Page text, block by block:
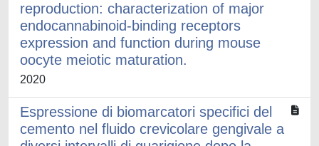
reproduction: characterization of major
endocannabinoid-binding receptors
expression and function during mouse
oocyte meiotic maturation.
2020
Espressione di biomarcatori specifici del
cemento nel fluido crevicolare gengivale a